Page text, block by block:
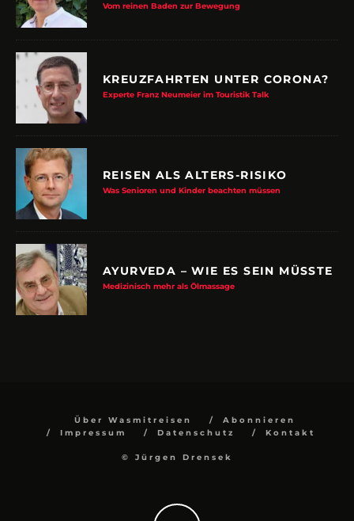
Experte Franz Neumeier im Touristik Talk
Was Senioren und Kinder beachten müssen
Medizinisch mehr als Ölmassage
Impressum
Datenschutz Kontakt